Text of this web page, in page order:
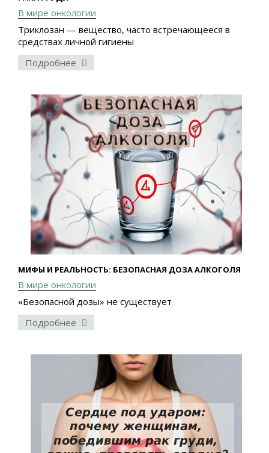
В мире онкологии
Триклозан — вещество, часто встречающееся в
средствах личной гигиены
Подробнее
МИФЫ И РЕАЛЬНОСТЬ: БЕЗОПАСНАЯ ДОЗА АЛКОГОЛЯ
В мире онкологии
«Безопасной дозы» не существует
Подробнее